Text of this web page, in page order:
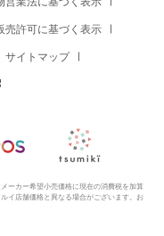
売許可に基づく表示
サイトマップ
ーカー希望小売価格に現在の消費税を加算
イ店舗価格と異なる場合がございます。お